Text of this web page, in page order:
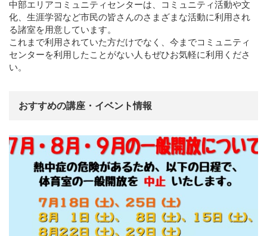
中部エリアコミュニティセンターは、コミュニティ活動や文
化、生涯学習など市民の皆さんのさまざまな活動に利用され
る諸室を用意しています。
これまで利用されていた方だけでなく、今までコミュニティ
センターを利用したことがない人もぜひお気軽に利用くださ
い。
おすすめの講座・イベント情報